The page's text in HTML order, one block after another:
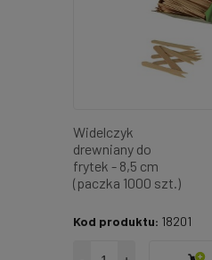
Widelczyk
drewniany do
frytek - 8,5 cm
(paczka 1000 szt.)
Kod produktu: 18201